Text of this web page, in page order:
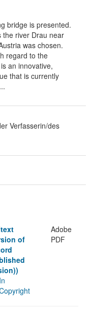
bridge is presented.
the river Drau near
was chosen.
regard to the
an innovative,
that is currently
Verfasserin/des
of
Adobe
PDF
In